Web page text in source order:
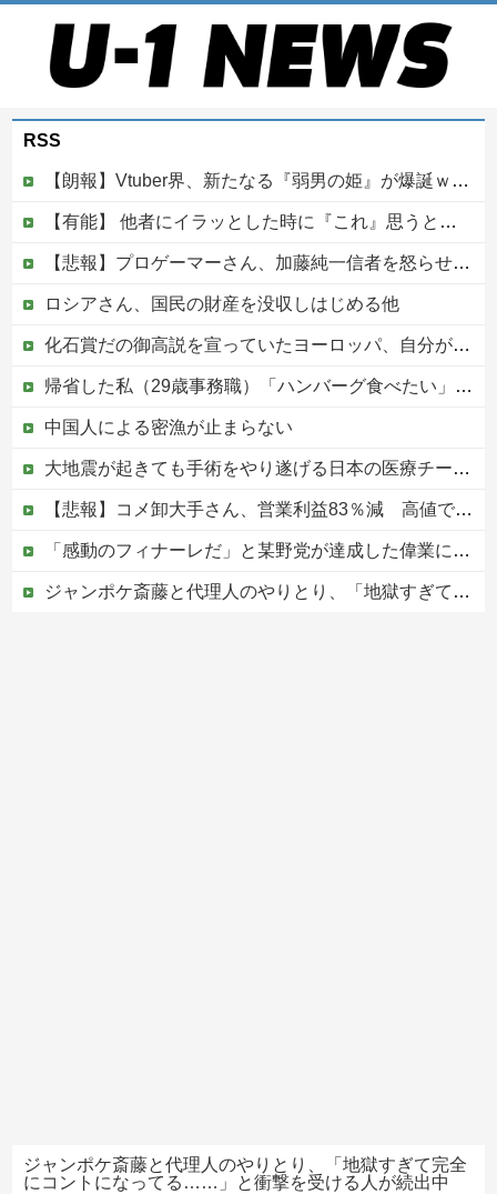
RSS
【朗報】Vtuber界、新たなる『弱男の姫』が爆誕ｗｗｗｗｗｗｗｗｗｗｗ
【有能】 他者にイラッとした時に『これ』思うと最強に楽になることが発覚！！！
【悲報】プロゲーマーさん、加藤純一信者を怒らせてしまった結果、好き嫌い5位にwwwwwwww
ロシアさん、国民の財産を没収しはじめる他
化石賞だの御高説を宣っていたヨーロッパ、自分が猛暑に襲われると為すすべべもなくダメージを受けてしまい……
帰省した私（29歳事務職）「ハンバーグ食べたい」→オカン「ハンバーグに唐揚げサラダと手作りコーンスープ添えたで！」なぜ実家の母親は子供が30歳になっても「高校生運動部レベルのガッツリ飯」を作ってしまうのか？
中国人による密漁が止まらない
大地震が起きても手術をやり遂げる日本の医療チーム、海外でも凄すぎると絶賛
【悲報】コメ卸大手さん、営業利益83％減 高値で買い込んだ米が売れず「損切り祭り」開幕へ
「感動のフィナーレだ」と某野党が達成した偉業に称賛の声が殺到、なんかヒーロー番組の最終回を見ているような気分に……
ジャンポケ斎藤と代理人のやりとり、「地獄すぎて完全にコントになってる……」と衝撃を受ける人が続出中
ジャンポケ斎藤と代理人のやりとり、「地獄すぎて完全
にコントになってる……」と衝撃を受ける人が続出中